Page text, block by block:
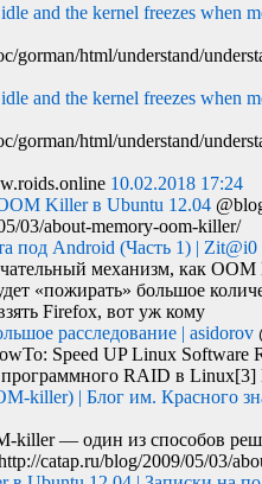
and the kernel freezes when
gorman/html/understand/
and the kernel freezes when
gorman/html/understand/
10.02.2018 17:24
Killer в Ubuntu 12.04
03/about-memory-oom-killer/
под Android (Часть 1) | Zit@i0
механизм, какOOM
«пожирать» большое
Firefox, вот уж кому
расследование | asidorov
SpeedUPLinux Software
программногоRAID в Linux[3]
killer) | Блог им. Красного
-killer — один из способов
catap.ru/blog/2009/05/03/